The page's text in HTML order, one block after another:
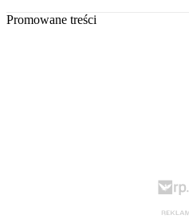
Promowane treści